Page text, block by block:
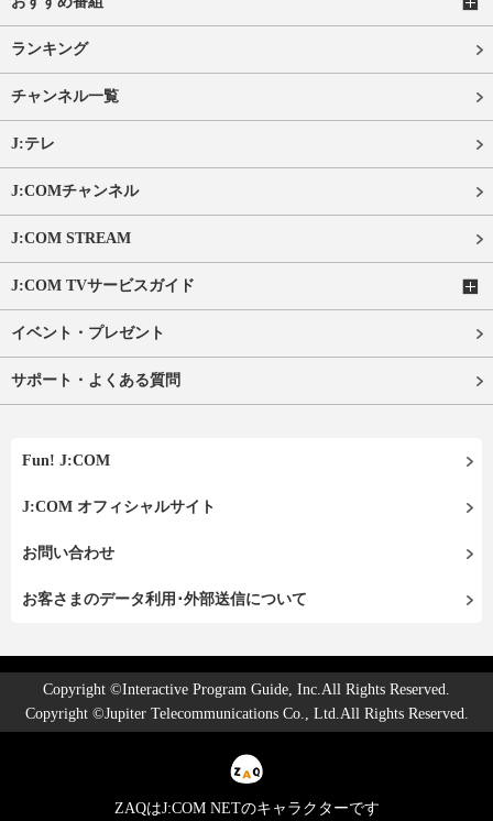
ランキング
チャンネル一覧
J:テレ
J:COMチャンネル
J:COM STREAM
J:COM TVサービスガイド
イベント・プレゼント
サポート・よくある質問
Fun! J:COM
J:COM オフィシャルサイト
お問い合わせ
お客さまのデータ利用･外部送信について
Copyright ©Interactive Program Guide, Inc.All Rights Reserved.
Copyright ©Jupiter Telecommunications Co., Ltd.All Rights Reserved.
ZAQはJ:COM NETのキャラクターです